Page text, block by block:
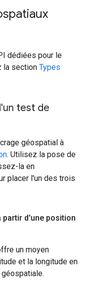
dédiées pour le
la section Types
test de
géospatial à
. Utilisez la pose de
la en
placer l'un des trois
partir d'une position
un moyen
et la longitude en